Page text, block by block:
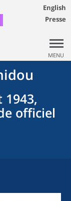
English
Presse
MENU
1943,
officiel